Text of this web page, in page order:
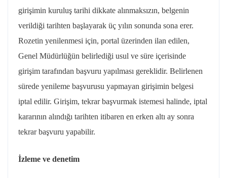
girişimin kuruluş tarihi dikkate alınmaksızın, belgenin
verildiği tarihten başlayarak üç yılın sonunda sona erer.
Rozetin yenilenmesi için, portal üzerinden ilan edilen,
Genel Müdürlüğün belirlediği usul ve süre içerisinde
girişim tarafından başvuru yapılması gereklidir. Belirlenen
sürede yenileme başvurusu yapmayan girişimin belgesi
iptal edilir. Girişim, tekrar başvurmak istemesi halinde, iptal
kararının alındığı tarihten itibaren en erken altı ay sonra
tekrar başvuru yapabilir.
İzleme ve denetim